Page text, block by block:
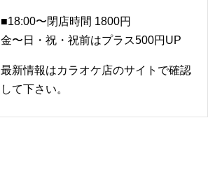
■18:00〜閉店時間 1800円
金〜日・祝・祝前はプラス500円UP
最新情報はカラオケ店のサイトで確認
して下さい。